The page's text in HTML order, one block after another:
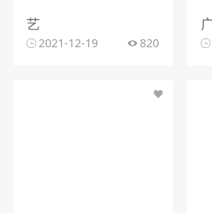
艺
2021-12-19 820